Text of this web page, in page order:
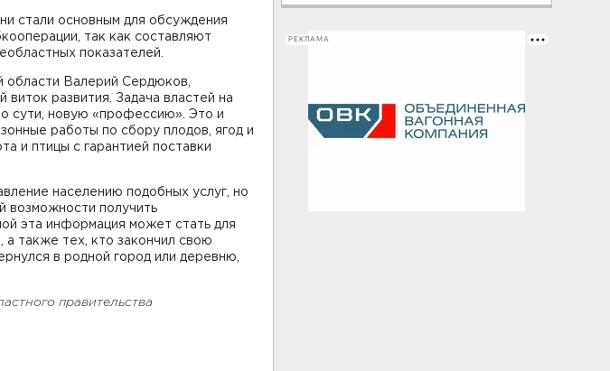
стали основным для обсуждения
так как составляют
показателей.
области Валерий Сердюков,
развития. Задача властей на
сути, новую «профессию». Это и
работы по сбору плодов, ягод и
и птицы с гарантией поставки
населению подобных услуг, но
возможности получить
эта информация может стать для
также тех, кто закончил свою
в родной город или деревню,
правительства
РЕКЛАМА